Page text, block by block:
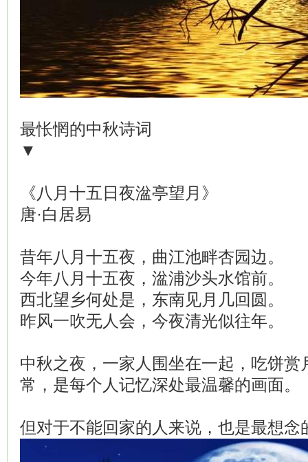
最怅惘的中秋诗词
▼
《八月十五日夜湓亭望月》
唐·白居易
昔年八月十五夜，曲江池畔杏园边。
今年八月十五夜，湓浦沙头水馆前。
西北望乡何处是，东南见月几回圆。
昨风一吹无人会，今夜清光似往年。
中秋之夜，一家人围坐在一起，吃饼赏
常，是每个人记忆深处最温馨的画面。
但对于不能回家的人来说，也是最想念